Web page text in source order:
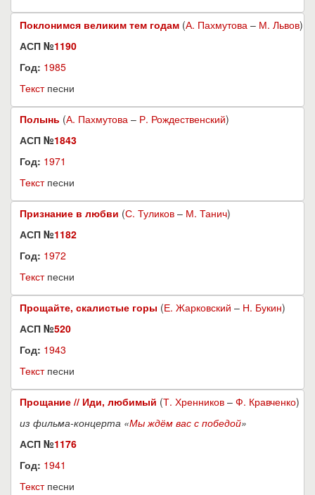
Поклонимся великим тем годам (А. Пахмутова – М. Львов)
АСП №1190
Год: 1985
Текстпесни
Полынь (А. Пахмутова – Р. Рождественский)
АСП №1843
Год: 1971
Текстпесни
Признание в любви (С. Туликов – М. Танич)
АСП №1182
Год: 1972
Текстпесни
Прощайте, скалистые горы (Е. Жарковский – Н. Букин)
АСП №520
Год: 1943
Текстпесни
Прощание // Иди, любимый (Т. Хренников – Ф. Кравченко)
из фильма-концерта «Мы ждём вас с победой»
АСП №1176
Год: 1941
Текстпесни